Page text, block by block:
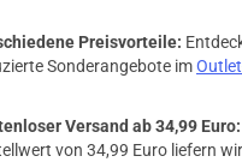
Preisvorteile:
Sonderangebote im
Versand ab 34,99 Euro:
von 34,99 Euro liefern